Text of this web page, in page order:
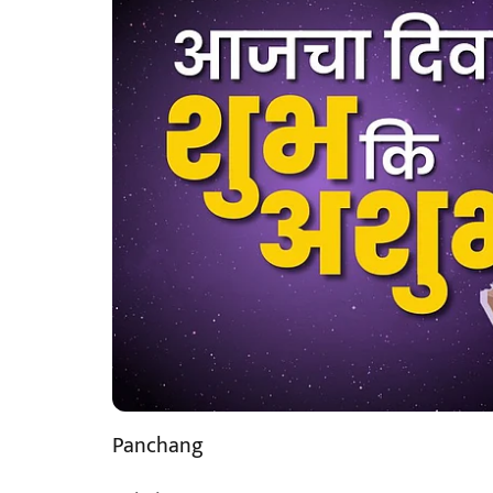
Panchang